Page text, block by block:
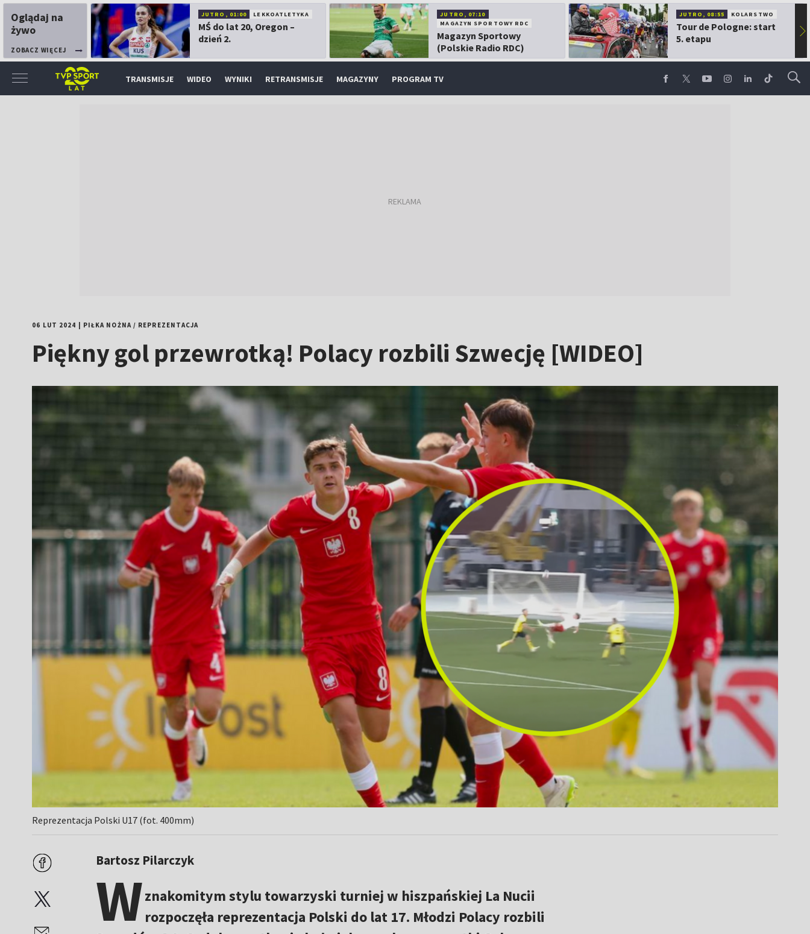
Oglądaj na
żywo
ZOBACZ WIĘCEJ
JUTRO, 01:00 LEKKOATLETYKA
MŚ do lat 20, Oregon –
dzień 2.
JUTRO, 07:10
MAGAZYN SPORTOWY RDC
Magazyn Sportowy
(Polskie Radio RDC)
JUTRO, 08:55 KOLARSTWO
Tour de Pologne: start
5. etapu
▶
TRANSMISJE WIDEO WYNIKI RETRANSMISJE MAGAZYNY PROGRAM TV
06 LUT 2024 PIŁKA NOŻNA/ REPREZENTACJA
Piękny gol przewrotką! Polacy rozbili Szwecję [WIDEO]
Reprezentacja Polski U17 (fot. 400mm)
Bartosz Pilarczyk
Wznakomitym stylu towarzyski turniej w hiszpańskiej La Nucii
rozpoczęła reprezentacja Polski do lat 17. Młodzi Polacy rozbili